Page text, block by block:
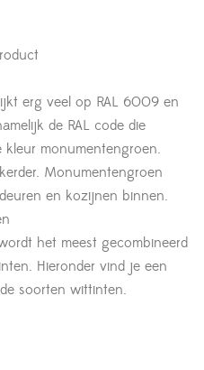
erg veel op RAL 6009 en
de RAL code die
monumentengroen.
Monumentengroen
en kozijnen binnen.
het meest gecombineerd
Hieronder vind je een
soorten wittinten.